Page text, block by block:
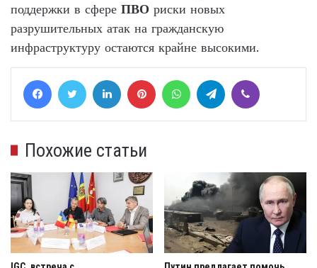
поддержки в сфере ПВО риски новых
разрушительных атак на гражданскую
инфраструктуру остаются крайне высокими.
FacebookTwitter LinkedIn Pinterest WhatsAppTelegram
Похожие статьи